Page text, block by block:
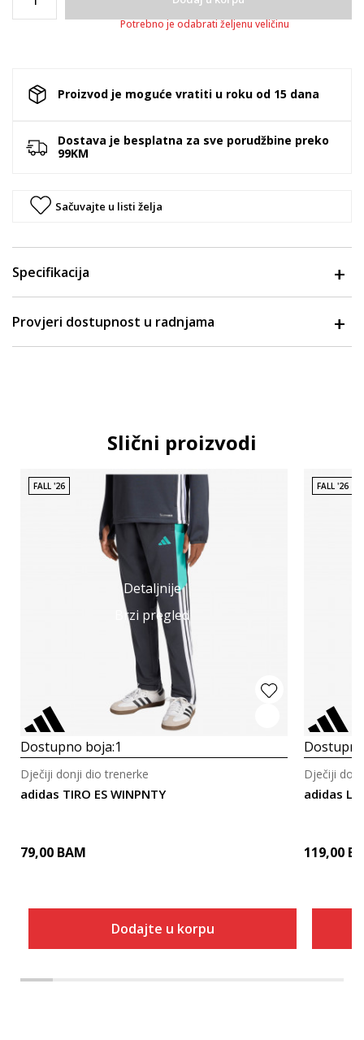
Potrebno je odabrati željenu veličinu
Proizvod je moguće vratiti u roku od 15 dana
Dostava je besplatna za sve porudžbine preko
99KM
Sačuvajte u listi želja
Specifikacija
Provjeri dostupnost u radnjama
Slični proizvodi
Detaljnije
Brzi pregled
FALL '26
Dostupno boja:1
adidas TIRO ES WINPNTY
Dječiji donji dio trenerke
79,00 BAM
Dodajte u korpu
FALL '26
adidas
Dječiji
119,00